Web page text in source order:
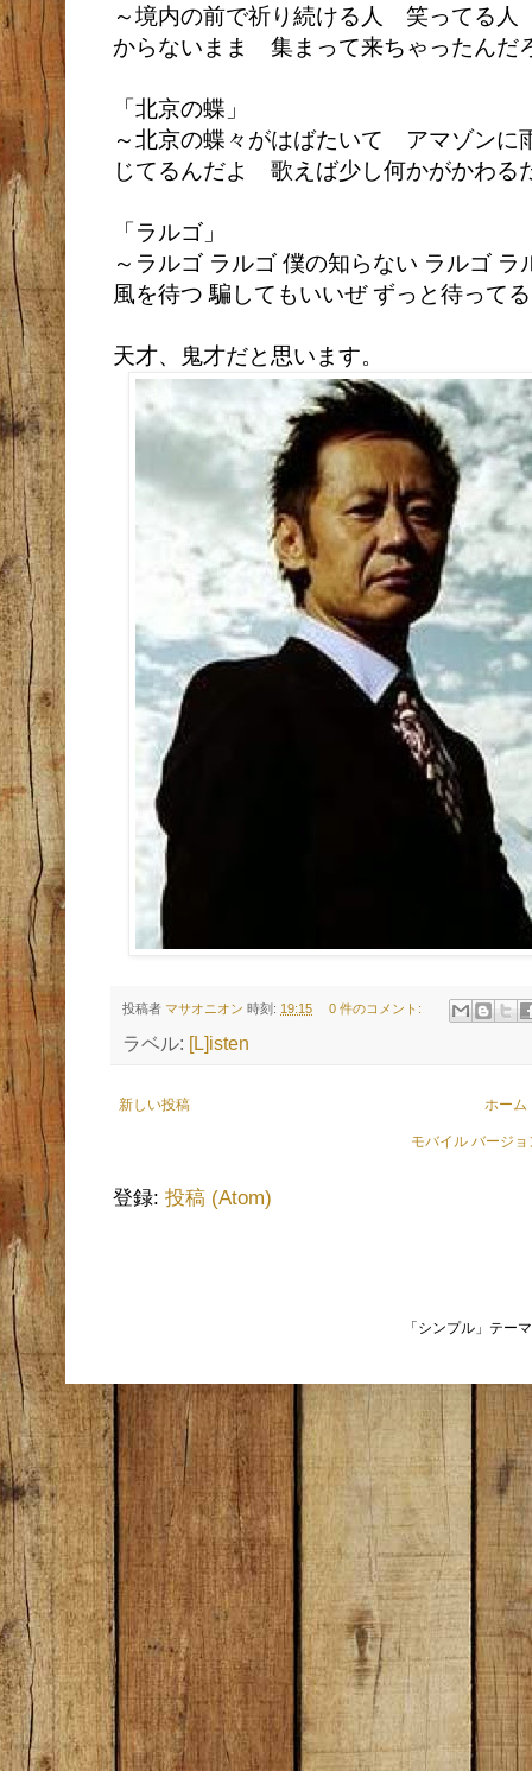
～境内の前で祈り続ける人 笑ってる
からないまま 集まって来ちゃったんだ
「北京の蝶」
～北京の蝶々がはばたいて アマゾン
じてるんだよ 歌えば少し何かがかわる
「ラルゴ」
～ラルゴ ラルゴ 僕の知らない ラルゴ
風を待つ 騙してもいいぜ ずっと待って
天才、鬼才だと思います。
投稿者 マサオニオン 時刻: 19:15 0 件のコメント:
ラベル: [L]isten
新しい投稿 ホーム
モバイル バージ
登録: 投稿 (Atom)
「シンプル」テー